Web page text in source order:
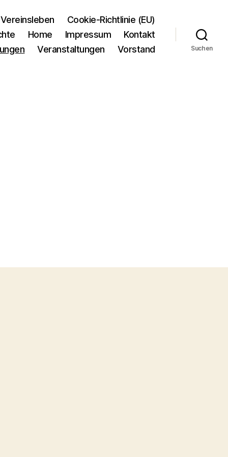
Cookie-Richtlinie (EU)
Home Impressum
Kontakt
Veranstaltungen Vorstand Suchen